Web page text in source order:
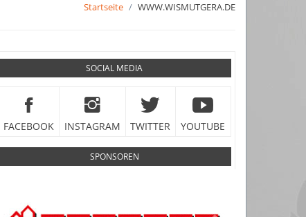
Startseite WWW.WISMUTGERA.DE
SOCIAL MEDIA
FACEBOOK INSTAGRAM TWITTER YOUTUBE
SPONSOREN